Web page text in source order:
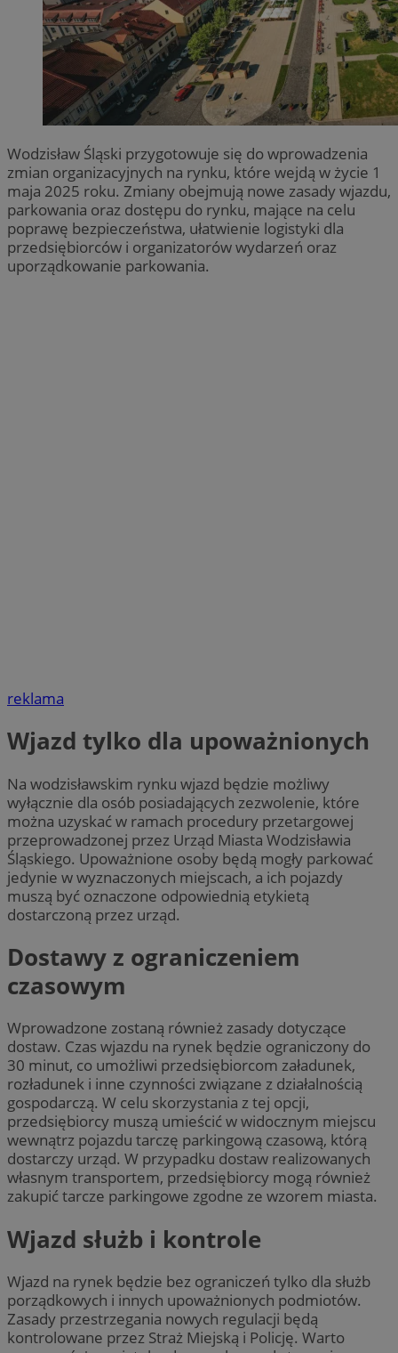
Wodzisław Śląski przygotowuje się do wprowadzenia
zmian organizacyjnych na rynku, które wejdą w życie 1
maja 2025 roku. Zmiany obejmują nowe zasady wjazdu,
parkowania oraz dostępu do rynku, mające na celu
poprawę bezpieczeństwa, ułatwienie logistyki dla
przedsiębiorców i organizatorów wydarzeń oraz
uporządkowanie parkowania.
reklama
Wjazd tylko dla upoważnionych
Na wodzisławskim rynku wjazd będzie możliwy
wyłącznie dla osób posiadających zezwolenie, które
można uzyskać w ramach procedury przetargowej
przeprowadzonej przez Urząd Miasta Wodzisławia
Śląskiego. Upoważnione osoby będą mogły parkować
jedynie w wyznaczonych miejscach, a ich pojazdy
muszą być oznaczone odpowiednią etykietą
dostarczoną przez urząd.
Dostawy z ograniczeniem
czasowym
Wprowadzone zostaną również zasady dotyczące
dostaw. Czas wjazdu na rynek będzie ograniczony do
30 minut, co umożliwi przedsiębiorcom załadunek,
rozładunek i inne czynności związane z działalnością
gospodarczą. W celu skorzystania z tej opcji,
przedsiębiorcy muszą umieścić w widocznym miejscu
wewnątrz pojazdu tarczę parkingową czasową, którą
dostarczy urząd. W przypadku dostaw realizowanych
własnym transportem, przedsiębiorcy mogą również
zakupić tarcze parkingowe zgodne ze wzorem miasta.
Wjazd służb i kontrole
Wjazd na rynek będzie bez ograniczeń tylko dla służb
porządkowych i innych upoważnionych podmiotów.
Zasady przestrzegania nowych regulacji będą
kontrolowane przez Straż Miejską i Policję. Warto